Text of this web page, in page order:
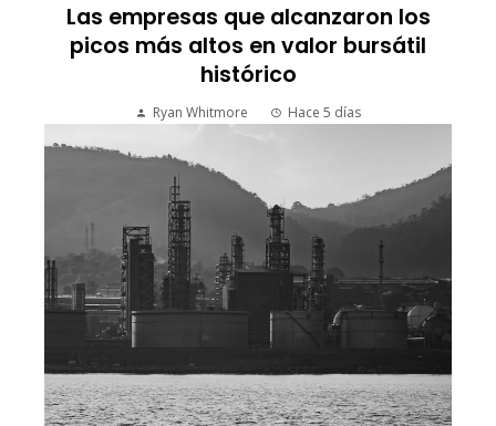
Las empresas que alcanzaron los
picos más altos en valor bursátil
histórico
Ryan Whitmore Hace 5 días